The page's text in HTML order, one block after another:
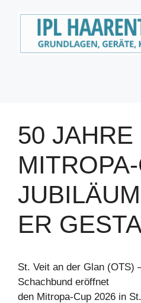
50 JAHRE
ER
St. Veit an der Glan (OTS)
Schachbund eröffnet
den Mitropa-Cup 2026 in St.